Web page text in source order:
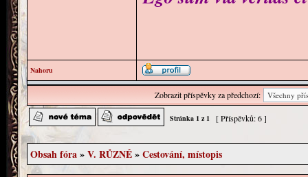
Nahoru
Zobrazit příspěvky za předchozí:
Stránka 1 z 1 [ Příspěvků: 6 ]
Obsah fóra»V. RŮZNÉ»Cestování, místopis